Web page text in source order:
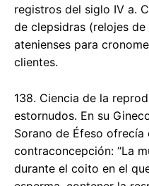
registros del siglo IV a.
de clepsidras (relojes
atenienses para
clientes.
138. Ciencia de la
estornudos. En su
Sorano de Éfeso
contraconcepción: “La
durante el coito en el